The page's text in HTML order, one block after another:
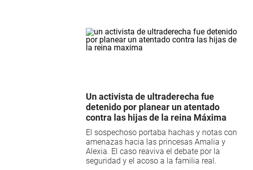
Un activista de ultraderecha fue
detenido por planear un atentado
contra las hijas de la reina Máxima
El sospechoso portaba hachas y notas con
amenazas hacia las princesas Amalia y
Alexia. El caso reaviva el debate por la
seguridad y el acoso a la familia real.